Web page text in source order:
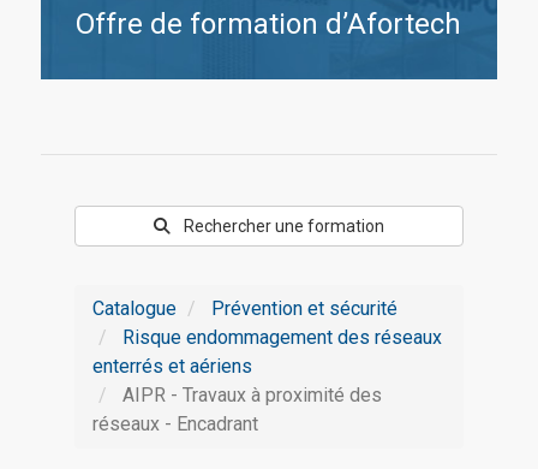
Offre de formation d’Afortech
Rechercher une formation
Catalogue
Prévention et sécurité
Risque endommagement des réseaux
enterrés et aériens
AIPR - Travaux à proximité des
réseaux - Encadrant